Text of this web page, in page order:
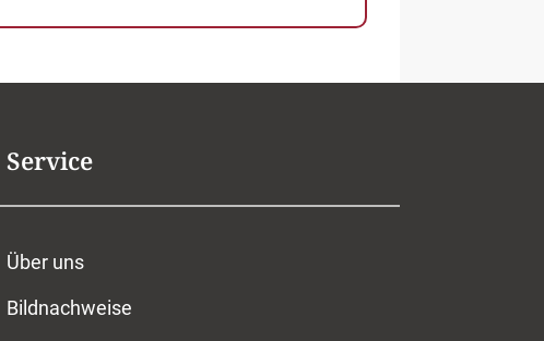
Service
Über uns
Bildnachweise